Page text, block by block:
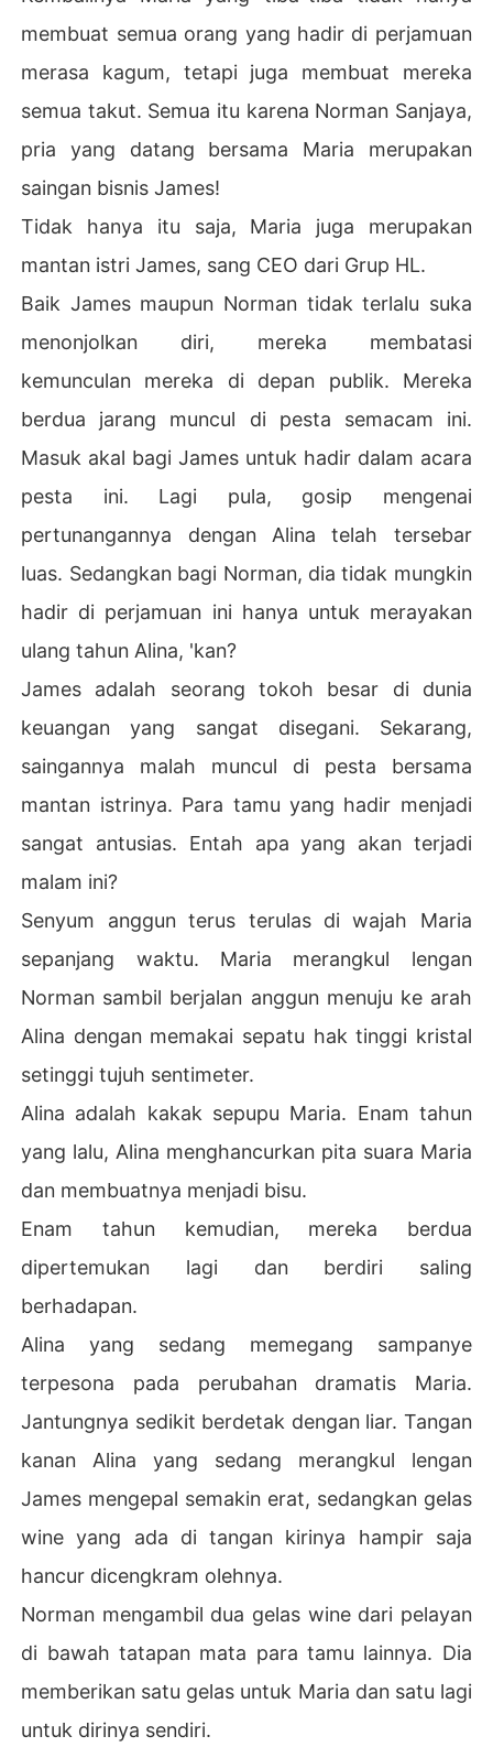
membuat semua orang yang hadir di perjamuan
merasa kagum, tetapi juga membuat mereka
semua takut. Semua itu karena Norman Sanjaya,
pria yang datang bersama Maria merupakan
saingan bisnis James!
Tidak hanya itu saja, Maria juga merupakan
mantan istri James, sang CEO dari Grup HL.
Baik James maupun Norman tidak terlalu suka
menonjolkan diri, mereka membatasi
kemunculan mereka di depan publik. Mereka
berdua jarang muncul di pesta semacam ini.
Masuk akal bagi James untuk hadir dalam acara
pesta ini. Lagi pula, gosip mengenai
pertunangannya dengan Alina telah tersebar
luas. Sedangkan bagi Norman, dia tidak mungkin
hadir di perjamuan ini hanya untuk merayakan
ulang tahun Alina, 'kan?
James adalah seorang tokoh besar di dunia
keuangan yang sangat disegani. Sekarang,
saingannya malah muncul di pesta bersama
mantan istrinya. Para tamu yang hadir menjadi
sangat antusias. Entah apa yang akan terjadi
malam ini?
Senyum anggun terus terulas di wajah Maria
sepanjang waktu. Maria merangkul lengan
Norman sambil berjalan anggun menuju ke arah
Alina dengan memakai sepatu hak tinggi kristal
setinggi tujuh sentimeter.
Alina adalah kakak sepupu Maria. Enam tahun
yang lalu, Alina menghancurkan pita suara Maria
dan membuatnya menjadi bisu.
Enam tahun kemudian, mereka berdua
dipertemukan lagi dan berdiri saling
berhadapan.
Alina yang sedang memegang sampanye
terpesona pada perubahan dramatis Maria.
Jantungnya sedikit berdetak dengan liar. Tangan
kanan Alina yang sedang merangkul lengan
James mengepal semakin erat, sedangkan gelas
wine yang ada di tangan kirinya hampir saja
hancur dicengkram olehnya.
Norman mengambil dua gelas wine dari pelayan
di bawah tatapan mata para tamu lainnya. Dia
memberikan satu gelas untuk Maria dan satu lagi
untuk dirinya sendiri.